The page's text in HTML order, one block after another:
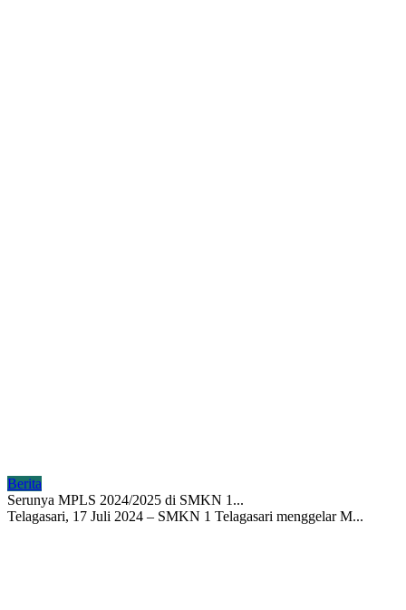
Berita
Serunya MPLS 2024/2025 di SMKN 1...
Telagasari, 17 Juli 2024 – SMKN 1 Telagasari menggelar M...